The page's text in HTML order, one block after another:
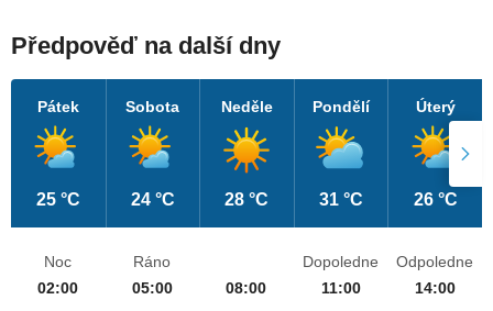
Předpověď na další dny
Pátek
25 °C
Sobota
24 °C
Neděle
28 °C
Pondělí
31 °C
Úterý
26 °C
Noc
02:00
Ráno
05:00
08:00
Dopoledne
11:00
Odpoledne
14:00